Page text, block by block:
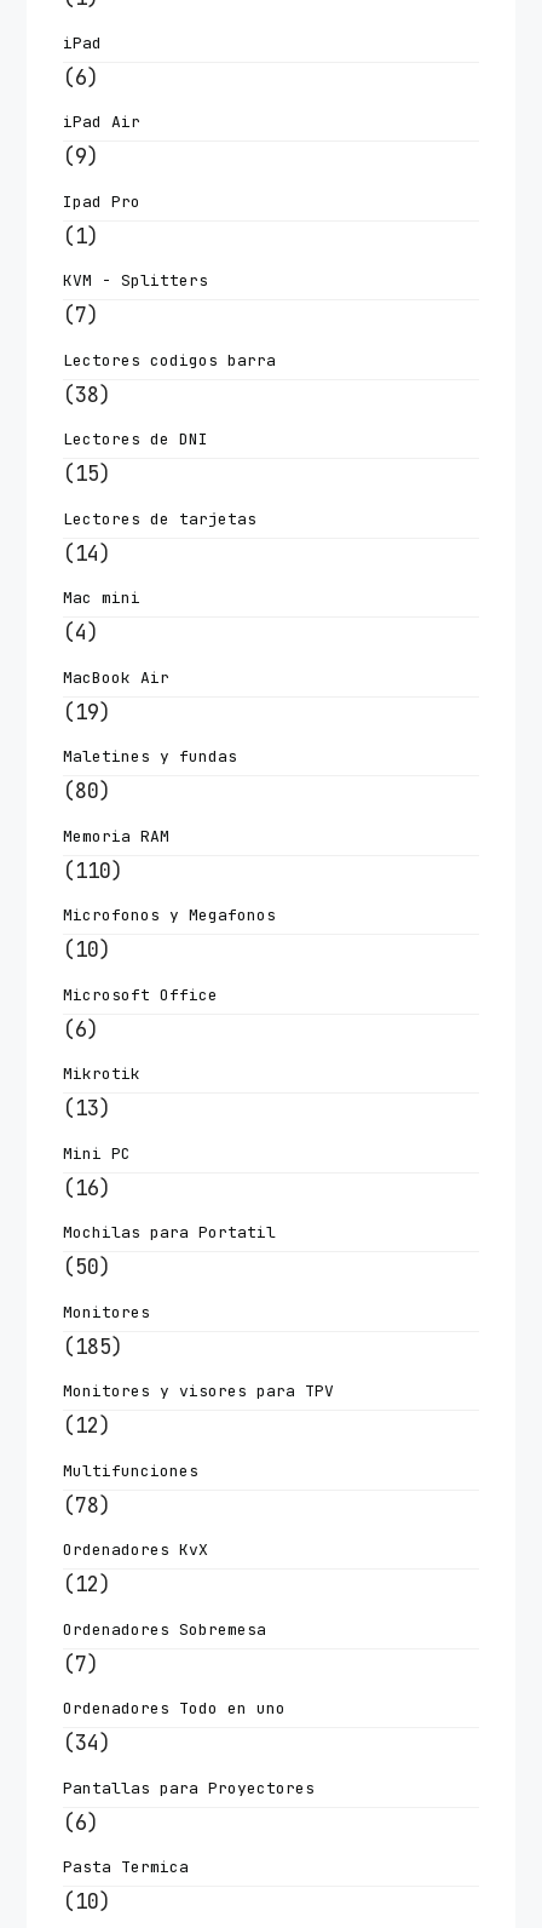
iPad
(6)
iPad Air
(9)
Ipad Pro
(1)
KVM - Splitters
(7)
Lectores codigos barra
(38)
Lectores de DNI
(15)
Lectores de tarjetas
(14)
Mac mini
(4)
MacBook Air
(19)
Maletines y fundas
(80)
Memoria RAM
(110)
Microfonos y Megafonos
(10)
Microsoft Office
(6)
Mikrotik
(13)
Mini PC
(16)
Mochilas para Portatil
(50)
Monitores
(185)
Monitores y visores para TPV
(12)
Multifunciones
(78)
Ordenadores KvX
(12)
Ordenadores Sobremesa
(7)
Ordenadores Todo en uno
(34)
Pantallas para Proyectores
(6)
Pasta Termica
(10)